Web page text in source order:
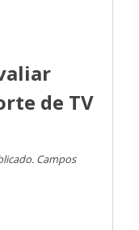
de TV
Campos